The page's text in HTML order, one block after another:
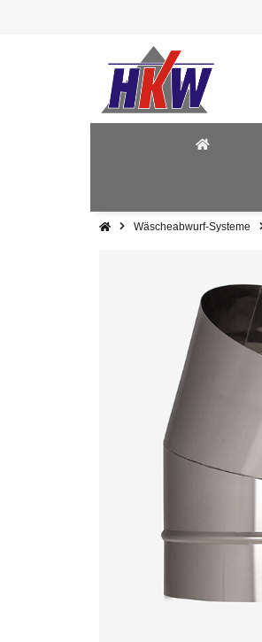
Wäscheabwurf-Systeme